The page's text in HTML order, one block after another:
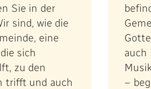
Sie in der
sind, wie die
eine
sich
zu den
trifft und auch
auch
–